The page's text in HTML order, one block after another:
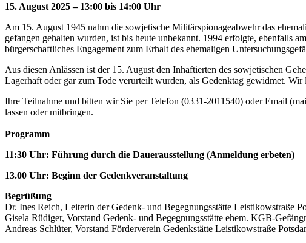
15. August 2025 – 13:00 bis 14:00 Uhr
Am 15. August 1945 nahm die sowjetische Militärspionageabwehr das
gefangen gehalten wurden, ist bis heute unbekannt. 1994 erfolgte, ebenfalls
bürgerschaftliches Engagement zum Erhalt des ehemaligen
Aus diesen Anlässen ist der 15. August den Inhaftierten des sowjetischen
Lagerhaft oder gar zum Tode verurteilt wurden, als Gedenktag gewidmet.
Ihre Teilnahme und bitten wir Sie per Telefon (0331-2011540) oder Email
lassen oder mitbringen.
Programm
11:30 Uhr: Führung durch die Dauerausstellung (Anmeldung erbeten)
13.00 Uhr: Beginn der Gedenkveranstaltung
Begrüßung
Dr. Ines Reich, Leiterin der Gedenk- und Begegnungsstätte Leistikowstraße
Gisela Rüdiger, Vorstand Gedenk- und Begegnungsstätte ehem. KGB-
Andreas Schlüter, Vorstand Förderverein Gedenkstätte Leistikowstraße